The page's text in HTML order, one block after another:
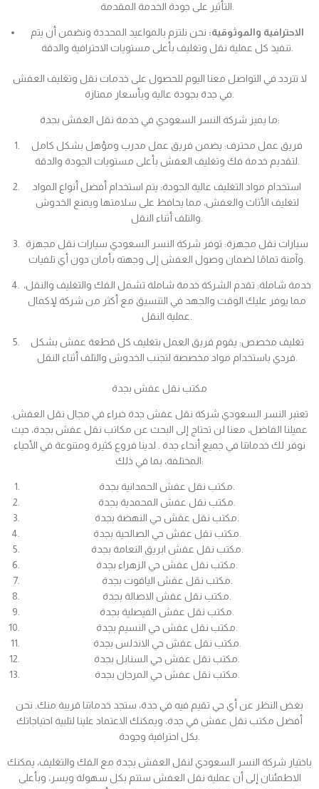
الاحترافية والموثوقية: نحن نلتزم بالمواعيد المحددة ونضمن أن يتم
لا تتردد في التواصل معنا اليوم للحصول على خدمات نقل وتغليف العفش
ما يميز شركة النسر السعودي في خدمة نقل العفش بجدة:
فريق عمل محترف: يضمن فريق عمل مدرب ومؤهل بشكل كامل
استخدام مواد التغليف عالية الجودة: يتم استخدام أفضل أنواع المواد
لتغليف الأثاث والعفش، مما يحافظ على سلامتها ويمنع الخدوش
سيارات نقل مجهزة: توفر شركة النسر السعودي سيارات نقل مجهزة
خدمة شاملة: تقدم الشركة خدمة شاملة تشمل الفك والتغليف والنقل،
مما يوفر عليك الوقت والجهد في التنسيق مع أكثر من شركة لإكمال
تغليف مخصص: يقوم فريق العمل بتغليف كل قطعة عفش بشكل
مكتب نقل عفش بجدة
تعتبر النسر السعودي شركة نقل عفش جدة خبراء في مجال نقل العفش.
عميلنا الفاضل، معنا لن تحتاج إلى البحث عن مكاتب نقل عفش بجدة، حيث
نوفر لك خدماتنا في جميع أنحاء جدة . لدينا فروع كثيرة ومتنوعة في الأحياء
المختلفة، بما في ذلك:
بغض النظر عن أي حي تقيم فيه في جدة، ستجد خدماتنا قريبة منك. نحن
أفضل مكتب نقل عفش في جدة، ويمكنك الاعتماد علينا لتلبية احتياجاتك
باختيار شركة النسر السعودي لنقل العفش بجدة مع الفك والتغليف، يمكنك
الاطمئنان إلى أن عملية نقل العفش ستتم بكل سهولة ويسر، وبأعلى